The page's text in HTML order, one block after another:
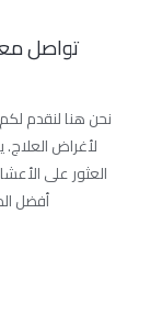
تواصل
نحن هنا لنقدم
لأغراض
العثور على
أفضل